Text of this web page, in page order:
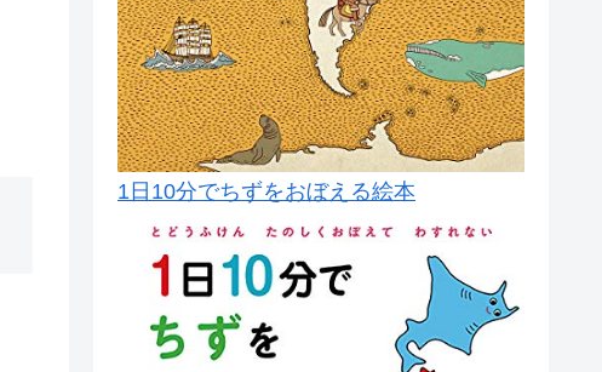
1日10分でちずをおぼえる絵本